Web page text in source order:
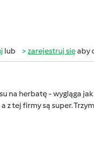
lub zarejestruj sięaby
na herbatę - wygląga
tej firmy są super.